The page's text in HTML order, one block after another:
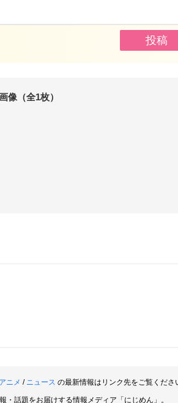
像（全1枚）
アニメ / ニュース の最新情報はリンク先をご覧くださ
話題をお届けする情報メディア「にじめん」。